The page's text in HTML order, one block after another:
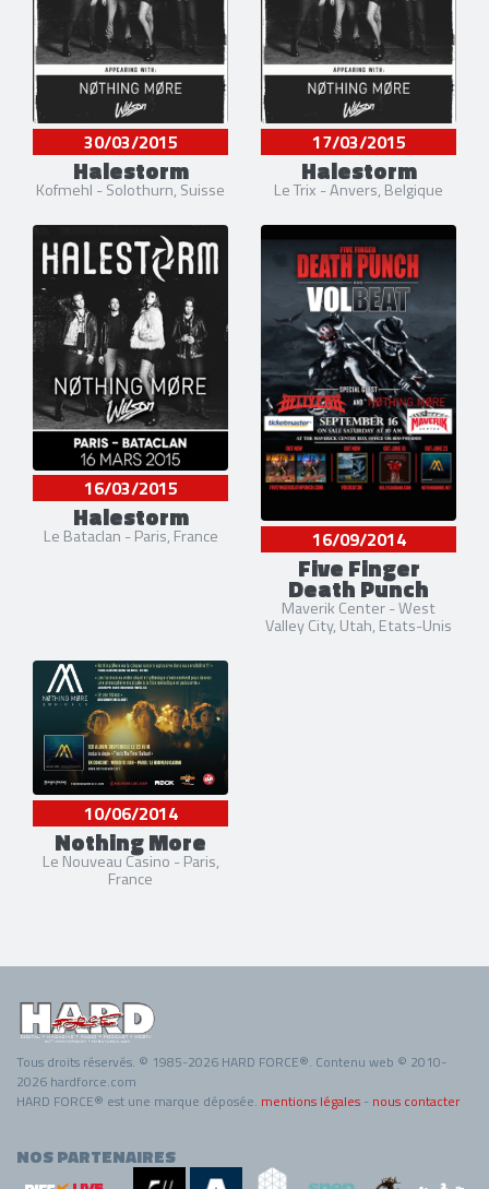
30/03/2015
Halestorm
Kofmehl - Solothurn, Suisse
17/03/2015
Halestorm
Le Trix - Anvers, Belgique
16/03/2015
Halestorm
Le Bataclan - Paris, France 16/09/2014
Five Finger
Death Punch
Maverik Center - West
Valley City, Utah, Etats-Unis
10/06/2014
Nothing More
Le Nouveau Casino - Paris,
France
Tous droits réservés. © 1985-2026 HARD FORCE®. Contenu web © 2010-
2026 hardforce.com
HARD FORCE® est une marque déposée. mentions légales - nous contacter
NOS PARTENAIRES